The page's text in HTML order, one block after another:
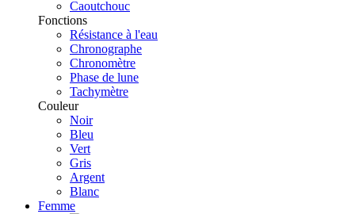
Caoutchouc
Fonctions
Résistance à l'eau
Chronographe
Chronomètre
Phase de lune
Tachymètre
Couleur
Noir
Bleu
Vert
Gris
Argent
Blanc
Femme